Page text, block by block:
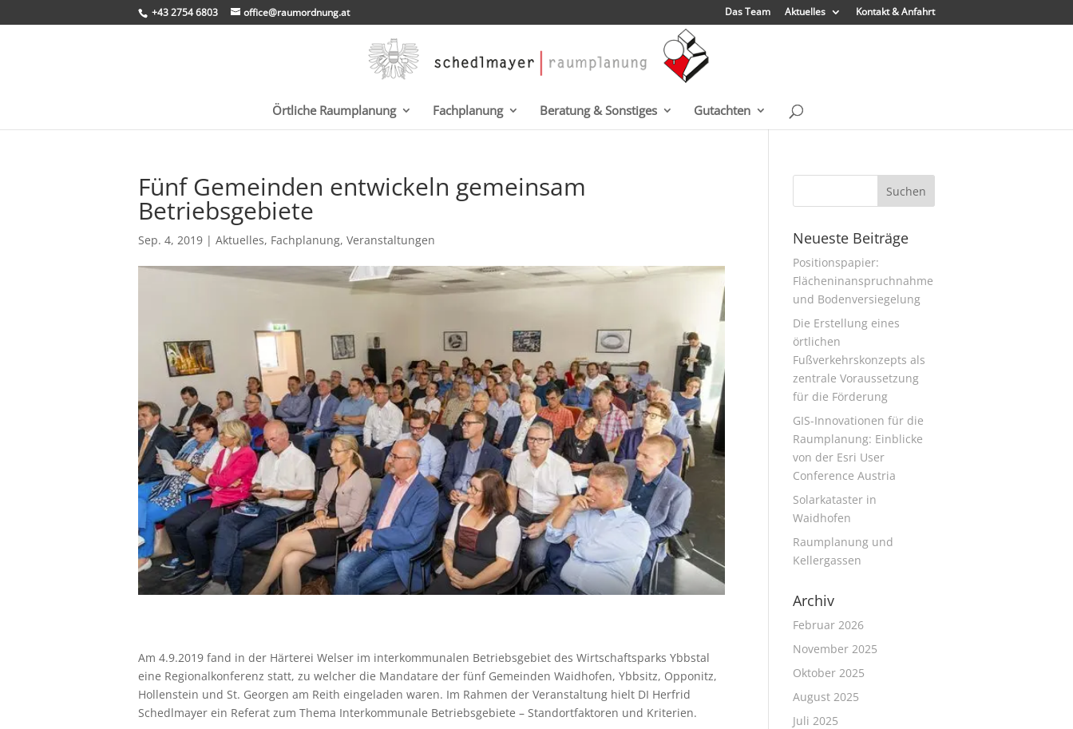
+43 2754 6803 office@raumordnung.at Das Team Aktuelles Kontakt & Anfahrt
Örtliche Raumplanung Fachplanung Beratung & Sonstiges Gutachten
Fünf Gemeinden entwickeln gemeinsam
Betriebsgebiete
Sep. 4, 2019 | Aktuelles, Fachplanung, Veranstaltungen
Am 4.9.2019 fand in der Härterei Welser im interkommunalen Betriebsgebiet des Wirtschaftsparks Ybbstal
eine Regionalkonferenz statt, zu welcher die Mandatare der fünf Gemeinden Waidhofen, Ybbsitz, Opponitz,
Hollenstein und St. Georgen am Reith eingeladen waren. Im Rahmen der Veranstaltung hielt DI Herfrid
Schedlmayer ein Referat zum Thema Interkommunale Betriebsgebiete – Standortfaktoren und Kriterien.
Neueste Beiträge
Positionspapier:
Flächeninanspruchnahme
und Bodenversiegelung
Die Erstellung eines
örtlichen
Fußverkehrskonzepts als
zentrale Voraussetzung
für die Förderung
GIS-Innovationen für die
Raumplanung: Einblicke
von der Esri User
Conference Austria
Solarkataster in
Waidhofen
Raumplanung und
Kellergassen
Archiv
Februar 2026
November 2025
Oktober 2025
August 2025
Juli 2025